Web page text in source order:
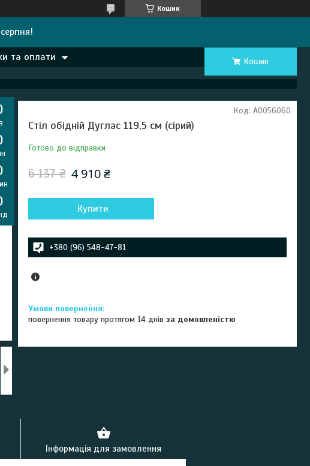
Кошик
та оплати Кошик
Стіл обідній Дуглас 119,5 см (сірий)
Готово до відправки
Код: А0056060
6 137 ₴ 4 910 ₴
Купити
+380 (96) 548-47-81
повернення товару протягом 14 днівза домовленістю
Інформація для замовлення